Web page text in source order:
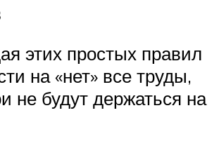
этих простых правил
на «нет» все труды,
не будут держаться на